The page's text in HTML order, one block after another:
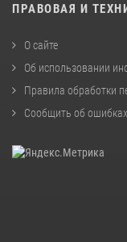
ПРАВОВАЯ И
О сайте
Об использовании
Правила обработки
Сообщить об ошибках